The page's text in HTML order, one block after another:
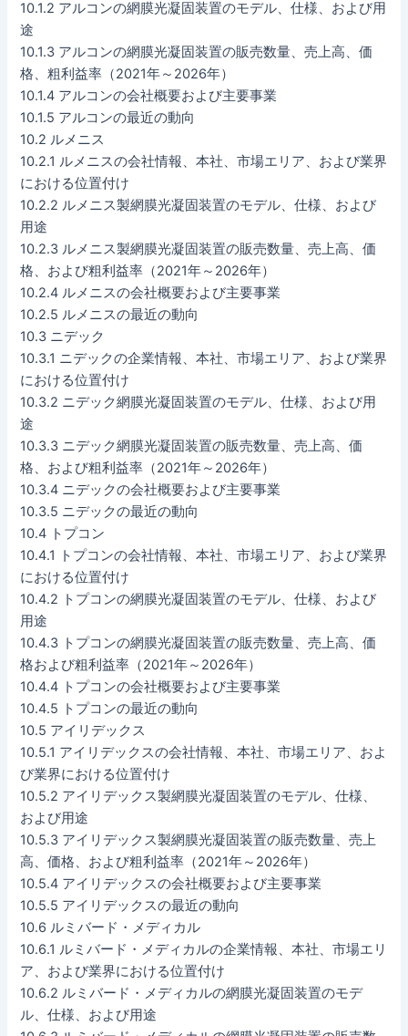
10.1.2 アルコンの網膜光凝固装置のモデル、仕様、および用
途
10.1.3 アルコンの網膜光凝固装置の販売数量、売上高、価
格、粗利益率（2021年～2026年）
10.1.4 アルコンの会社概要および主要事業
10.1.5 アルコンの最近の動向
10.2 ルメニス
10.2.1 ルメニスの会社情報、本社、市場エリア、および業界
における位置付け
10.2.2 ルメニス製網膜光凝固装置のモデル、仕様、および
用途
10.2.3 ルメニス製網膜光凝固装置の販売数量、売上高、価
格、および粗利益率（2021年～2026年）
10.2.4 ルメニスの会社概要および主要事業
10.2.5 ルメニスの最近の動向
10.3 ニデック
10.3.1 ニデックの企業情報、本社、市場エリア、および業界
における位置付け
10.3.2 ニデック網膜光凝固装置のモデル、仕様、および用
途
10.3.3 ニデック網膜光凝固装置の販売数量、売上高、価
格、および粗利益率（2021年～2026年）
10.3.4 ニデックの会社概要および主要事業
10.3.5 ニデックの最近の動向
10.4 トプコン
10.4.1 トプコンの会社情報、本社、市場エリア、および業界
における位置付け
10.4.2 トプコンの網膜光凝固装置のモデル、仕様、および
用途
10.4.3 トプコンの網膜光凝固装置の販売数量、売上高、価
格および粗利益率（2021年～2026年）
10.4.4 トプコンの会社概要および主要事業
10.4.5 トプコンの最近の動向
10.5 アイリデックス
10.5.1 アイリデックスの会社情報、本社、市場エリア、およ
び業界における位置付け
10.5.2 アイリデックス製網膜光凝固装置のモデル、仕様、
および用途
10.5.3 アイリデックス製網膜光凝固装置の販売数量、売上
高、価格、および粗利益率（2021年～2026年）
10.5.4 アイリデックスの会社概要および主要事業
10.5.5 アイリデックスの最近の動向
10.6 ルミバード・メディカル
10.6.1 ルミバード・メディカルの企業情報、本社、市場エリ
ア、および業界における位置付け
10.6.2 ルミバード・メディカルの網膜光凝固装置のモデ
ル、仕様、および用途